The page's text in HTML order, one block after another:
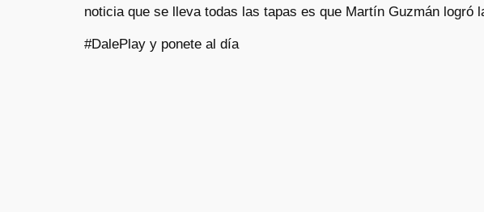
noticia que se lleva todas las tapas es que Martín Guzmán
#DalePlay y ponete al día